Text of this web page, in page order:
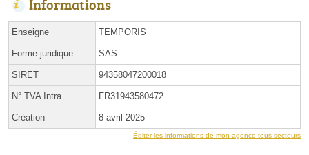
Informations
Enseigne TEMPORIS
Forme juridique SAS
SIRET 94358047200018
N° TVA Intra. FR31943580472
Création 8 avril 2025
Éditer les informations de mon agence tous secteurs